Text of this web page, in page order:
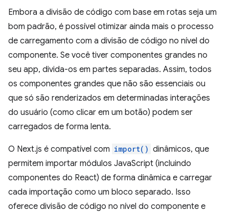
Embora a divisão de código com base em rotas seja um
bom padrão, é possível otimizar ainda mais o processo
de carregamento com a divisão de código no nível do
componente. Se você tiver componentes grandes no
seu app, divida-os em partes separadas. Assim, todos
os componentes grandes que não são essenciais ou
que só são renderizados em determinadas interações
do usuário (como clicar em um botão) podem ser
carregados de forma lenta.
O Next.js é compatível com import() dinâmicos, que
permitem importar módulos JavaScript (incluindo
componentes do React) de forma dinâmica e carregar
cada importação como um bloco separado. Isso
oferece divisão de código no nível do componente e